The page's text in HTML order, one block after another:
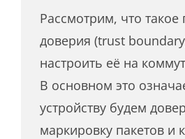
Рассмотрим, что такое
доверия (trust
настроить её на
В основном это
устройству будем
маркировку пакетов и